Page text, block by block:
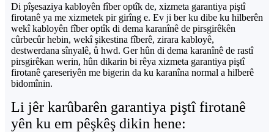
Di pîşesaziya kabloyên fîber optîk de, xizmeta garantiya piştî
firotanê ya me xizmetek pir girîng e. Ev ji ber ku dibe ku hilberên
wekî kabloyên fîber optîk di dema karanînê de pirsgirêkên
cûrbecûr hebin, wekî şikestina fîberê, zirara kabloyê,
destwerdana sînyalê, û hwd. Ger hûn di dema karanînê de rastî
pirsgirêkan werin, hûn dikarin bi rêya xizmeta garantiya piştî
firotanê çareseriyên me bigerin da ku karanîna normal a hilberê
bidomînin.
Li jêr karûbarên garantiya piştî firotanê
yên ku em pêşkêş dikin hene: